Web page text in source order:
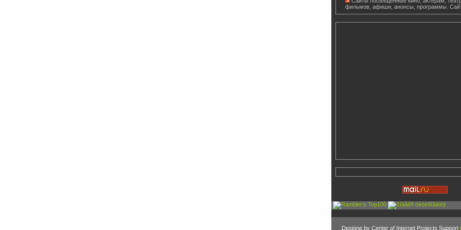
фильмов, афиши, анонсы, программы.
Designe by Center of Internet Projects Support